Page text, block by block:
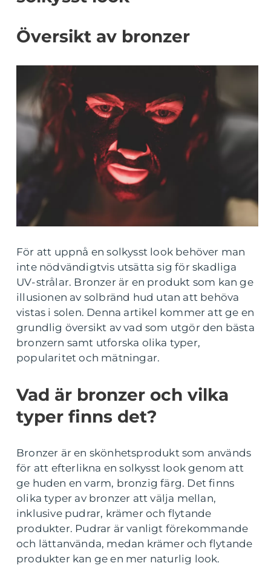
Översikt av bronzer
För att uppnå en solkysst look behöver man
inte nödvändigtvis utsätta sig för skadliga
UV-strålar. Bronzer är en produkt som kan ge
illusionen av solbränd hud utan att behöva
vistas i solen. Denna artikel kommer att ge en
grundlig översikt av vad som utgör den bästa
bronzern samt utforska olika typer,
popularitet och mätningar.
Vad är bronzer och vilka
typer finns det?
Bronzer är en skönhetsprodukt som används
för att efterlikna en solkysst look genom att
ge huden en varm, bronzig färg. Det finns
olika typer av bronzer att välja mellan,
inklusive pudrar, krämer och flytande
produkter. Pudrar är vanligt förekommande
och lättanvända, medan krämer och flytande
produkter kan ge en mer naturlig look.